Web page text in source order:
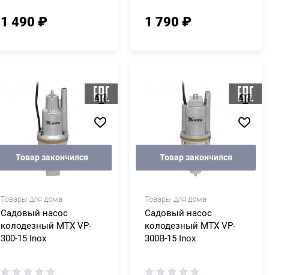
1 490 ₽ 1 790 ₽
Товар закончился
Товары для дома
Садовый насос
колодезный MTX VP-
300-15 Inox
Товар закончился
Товары для дома
Садовый насос
колодезный MTX VP-
300B-15 Inox